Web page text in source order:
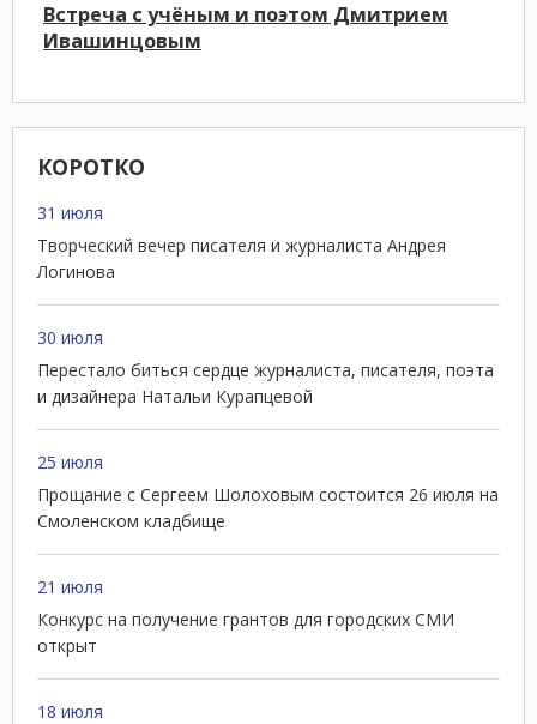
КОРОТКО
31 июля
Творческий вечер писателя и журналиста Андрея
Логинова
30 июля
Перестало биться сердце журналиста, писателя, поэта
и дизайнера Натальи Курапцевой
25 июля
Прощание с Сергеем Шолоховым состоится 26 июля на
Смоленском кладбище
21 июля
Конкурс на получение грантов для городских СМИ
открыт
18 июля
Встреча с учёным и поэтом Дмитрием
Ивашинцовым